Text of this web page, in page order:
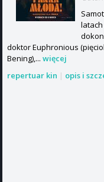
latach
doktor Euphronious
Bening),... więcej
repertuar kin | opis i